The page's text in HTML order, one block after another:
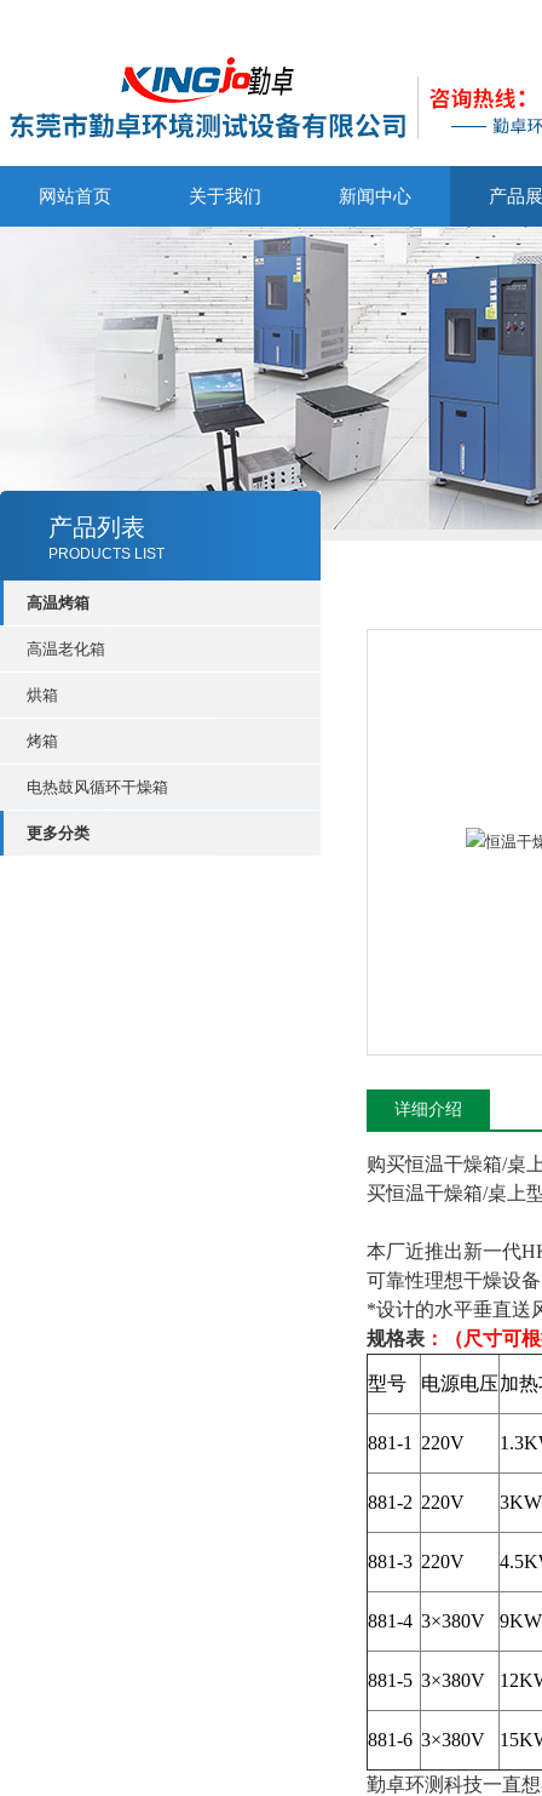
网站首页 关于我们 新闻中心 产品
产品列表
PRODUCTS LIST
高温烤箱
高温老化箱
烘箱
烤箱
电热鼓风循环干燥箱
更多分类
详细介绍
购买恒温干燥箱/桌
买恒温干燥箱/桌上
本厂近推出新一代
可靠性理想干燥设
*设计的水平垂直送
规格表 ：（尺寸可
型号 电源电压加
881-1 220V
881-2 220V 3KW
881-3 220V
881-4 3×380V 9KW
881-5 3×380V
881-6 3×380V
勤卓环测科技一直